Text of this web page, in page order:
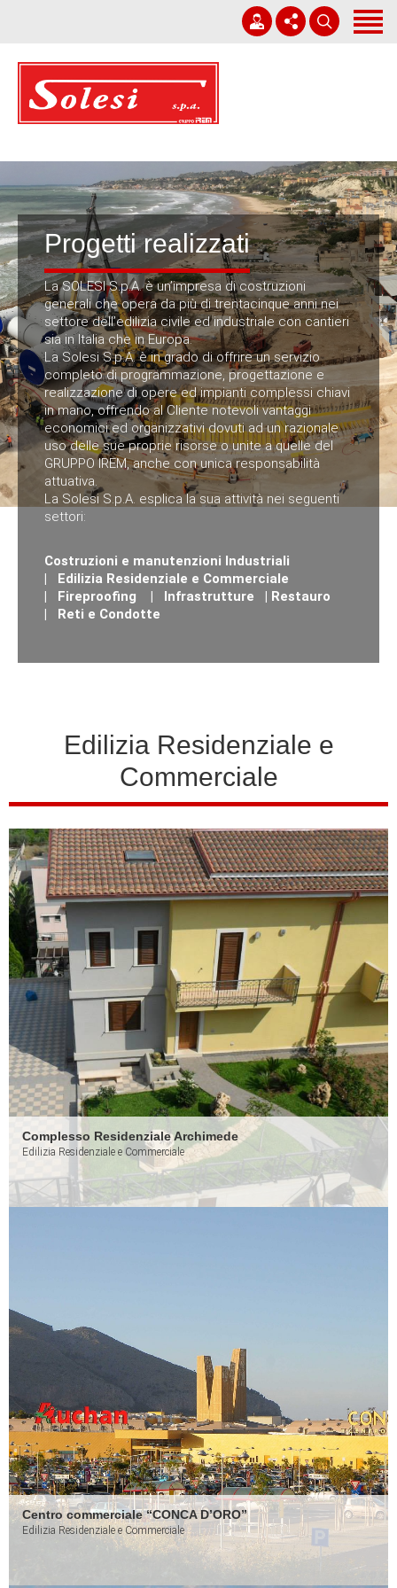
Società
Sostenibilità
Whistleblowing
Lavora con noi
News
Contatti
Italiano
+39 0931 751411
Lun - Ven 08:30 - 13:00 | 14:00 - 17:30
Progetti realizzati
La SOLESI S.p.A. è un’impresa di costruzioni
generali che opera da più di trentacinque anni nei
settore dell’edilizia civile ed industriale con cantieri
sia in Italia che in Europa.
La Solesi S.p.A. è in grado di offrire un servizio
completo di programmazione, progettazione e
realizzazione di opere ed impianti complessi chiavi
in mano, offrendo al Cliente notevoli vantaggi
economici ed organizzativi dovuti ad un razionale
uso delle sue proprie risorse o unite a quelle del
GRUPPO IREM, anche con unica responsabilità
attuativa.
La Solesi S.p.A. esplica la sua attività nei seguenti
settori:
Costruzioni e manutenzioni Industriali
| Edilizia Residenziale e Commerciale
| Fireproofing | Infrastrutture | Restauro
| Reti e Condotte
Edilizia Residenziale e
Commerciale
Complesso Residenziale Archimede
Edilizia Residenziale e Commerciale
Centro commerciale “CONCA D’ORO”
Edilizia Residenziale e Commerciale